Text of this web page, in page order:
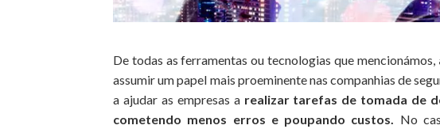
De todas as ferramentas ou tecnologias que mencionámos,
assumir um papel mais proeminente nas companhias de
a ajudar as empresas a realizar tarefas de tomada de
cometendo menos erros e poupando custos.
No